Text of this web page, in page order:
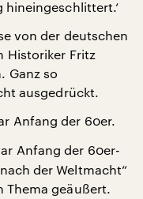
hineingeschlittert.‘
von der deutschen
Historiker Fritz
Ganz so
ausgedrückt.
Anfang der 60er.
Anfang der 60er-
der Weltmacht“
Thema geäußert.